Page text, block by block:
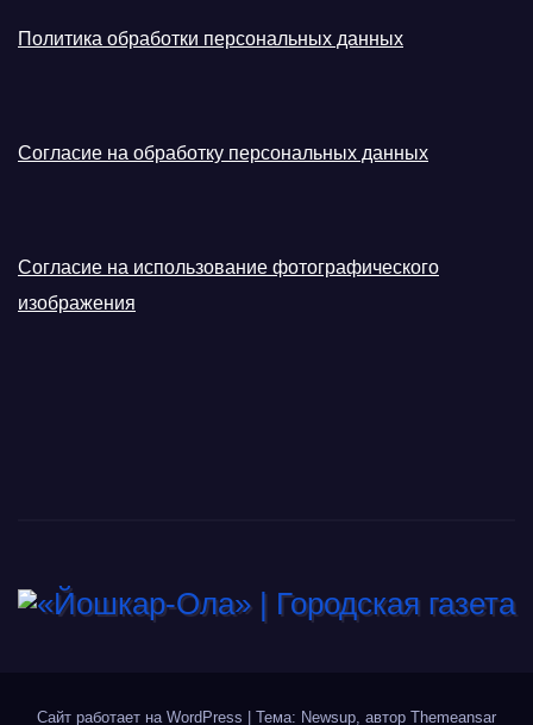
Политика обработки персональных данных
Согласие на обработку персональных данных
Согласие на использование фотографического
изображения
Сайт работает на WordPress Тема: Newsup, автор Themeansar